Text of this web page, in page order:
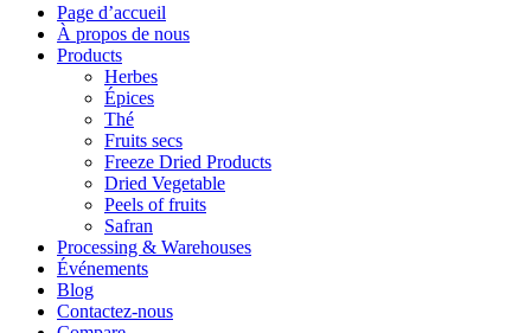
Page d’accueil
À propos de nous
Products
Herbes
Épices
Thé
Fruits secs
Freeze Dried Products
Dried Vegetable
Peels of fruits
Safran
Processing & Warehouses
Événements
Blog
Contactez-nous